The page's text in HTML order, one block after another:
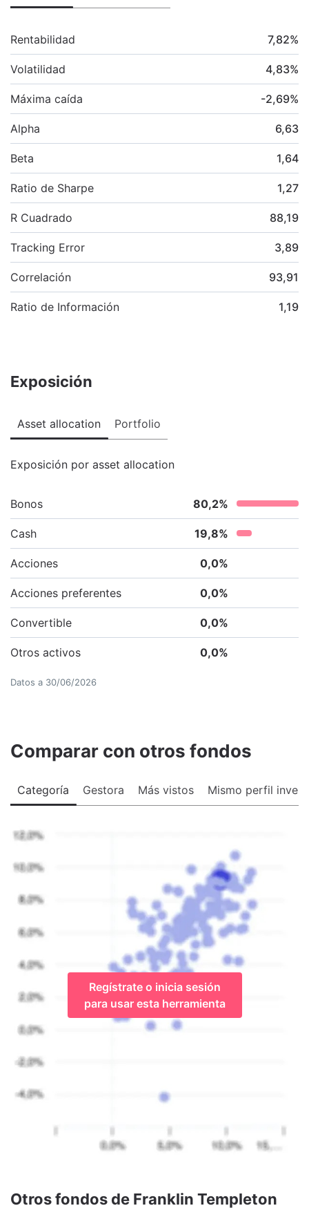
Rentabilidad 7,82%
Volatilidad 4,83%
Máxima caída -2,69%
Alpha 6,63
Beta 1,64
Ratio de Sharpe 1,27
R Cuadrado 88,19
Tracking Error 3,89
Correlación 93,91
Ratio de Información 1,19
Exposición
Asset allocation Portfolio
Exposición por asset allocation
Bonos 80,2%
Cash 19,8%
Acciones 0,0%
Acciones preferentes 0,0%
Convertible 0,0%
Otros activos 0,0%
Datos a 30/06/2026
Comparar con otros fondos
Categoría Gestora Más vistos Mismo perfil
Regístrate o inicia sesión
para usar esta herramienta
Otros fondos de Franklin Templeton